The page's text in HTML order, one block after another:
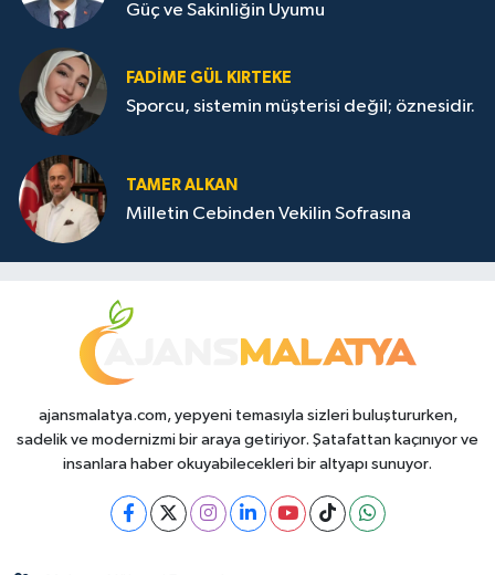
Güç ve Sakinliğin Uyumu
FADIME GÜL KIRTEKE
Sporcu, sistemin müşterisi değil; öznesidir.
TAMER ALKAN
Milletin Cebinden Vekilin Sofrasına
ajansmalatya.com, yepyeni temasıyla sizleri buluştururken,
sadelik ve modernizmi bir araya getiriyor. Şatafattan kaçınıyor ve
insanlara haber okuyabilecekleri bir altyapı sunuyor.